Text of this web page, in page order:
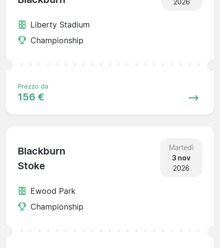
Liberty Stadium
Championship
Prezzo da
156 €
Blackburn
Stoke
Martedì
3 nov
2026
Ewood Park
Championship